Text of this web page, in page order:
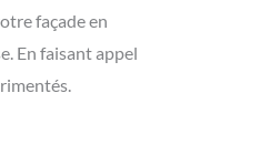
façade en
En faisant appel